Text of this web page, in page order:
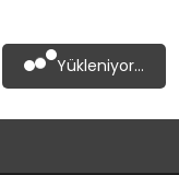
Yükleniyor...